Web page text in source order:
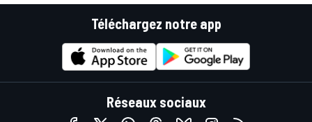
Téléchargez notre app
Réseaux sociaux